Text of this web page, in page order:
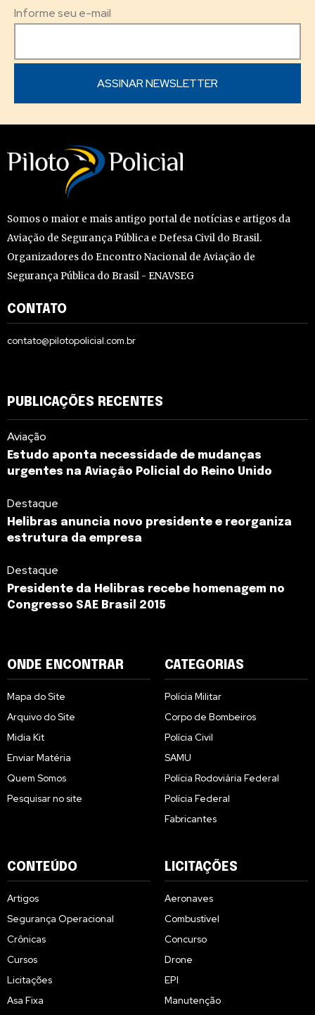
Informe seu e-mail
Somos o maior e mais antigo portal de notícias e artigos da
Aviação de Segurança Pública e Defesa Civil do Brasil.
Organizadores do Encontro Nacional de Aviação de
Segurança Pública do Brasil - ENAVSEG
CONTATO
contato@pilotopolicial.com.br
PUBLICAÇÕES RECENTES
Aviação
Estudo aponta necessidade de mudanças
urgentes na Aviação Policial do Reino Unido
Destaque
Helibras anuncia novo presidente e reorganiza
estrutura da empresa
Destaque
Presidente da Helibras recebe homenagem no
Congresso SAE Brasil 2015
ONDE ENCONTRAR
Mapa do Site
Arquivo do Site
Midia Kit
Enviar Matéria
Quem Somos
Pesquisar no site
CATEGORIAS
Polícia Militar
Corpo de Bombeiros
Polícia Civil
SAMU
Polícia Rodoviária Federal
Polícia Federal
Fabricantes
CONTEÚDO
Artigos
Segurança Operacional
Crônicas
Cursos
Licitações
Asa Fixa
LICITAÇÕES
Aeronaves
Combustível
Concurso
Drone
EPI
Manutenção